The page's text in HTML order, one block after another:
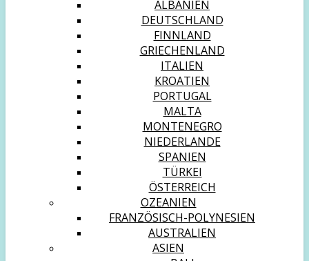
ALBANIEN
DEUTSCHLAND
FINNLAND
GRIECHENLAND
ITALIEN
KROATIEN
PORTUGAL
MALTA
MONTENEGRO
NIEDERLANDE
SPANIEN
TÜRKEI
ÖSTERREICH
OZEANIEN
FRANZÖSISCH-POLYNESIEN
AUSTRALIEN
ASIEN